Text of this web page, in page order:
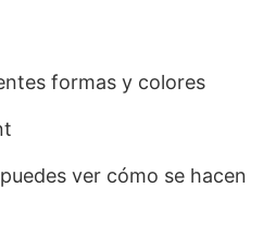
formas y colores
ver cómo se hacen